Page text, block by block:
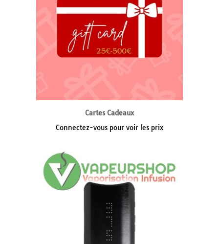
Cartes Cadeaux
Connectez-vous pour voir les prix